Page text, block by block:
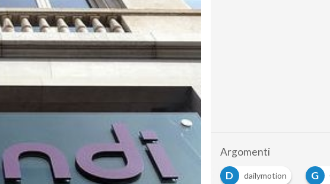
Argomenti
A
activision blizzard D dailymotion G